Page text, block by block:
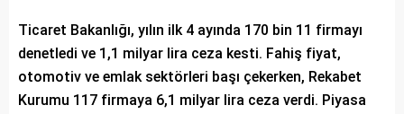
Ticaret Bakanlığı, yılın ilk 4 ayında 170 bin 11 firmayı
denetledi ve 1,1 milyar lira ceza kesti. Fahiş fiyat,
otomotiv ve emlak sektörleri başı çekerken, Rekabet
Kurumu 117 firmaya 6,1 milyar lira ceza verdi. Piyasa